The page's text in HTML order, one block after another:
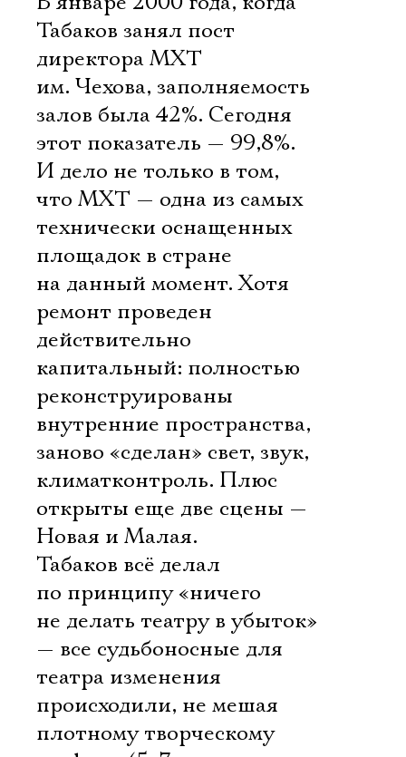
Табаков занял пост
директора МХТ
им. Чехова, заполняемость
залов была 42%. Сегодня
этот показатель — 99,8%.
И дело не только в том,
что МХТ — одна из самых
технически оснащенных
площадок в стране
на данный момент. Хотя
ремонт проведен
действительно
капитальный: полностью
реконструированы
внутренние пространства,
заново «сделан» свет, звук,
климатконтроль. Плюс
открыты еще две сцены —
Новая и Малая.
Табаков всё делал
по принципу «ничего
не делать театру в убыток»
— все судьбоносные для
театра изменения
происходили, не мешая
плотному творческому